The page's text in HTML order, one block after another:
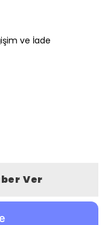
ve İade
Ver